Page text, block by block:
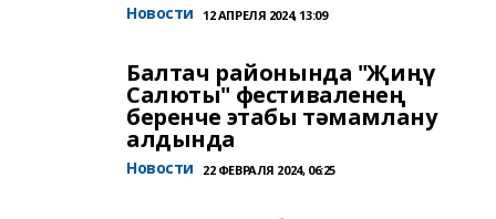
Новости 12 АПРЕЛЯ 2024, 13:09
Балтач районында "Җиңү
Салюты" фестиваленең
беренче этабы тәмамлану
алдында
Новости 22 ФЕВРАЛЯ 2024, 06:25